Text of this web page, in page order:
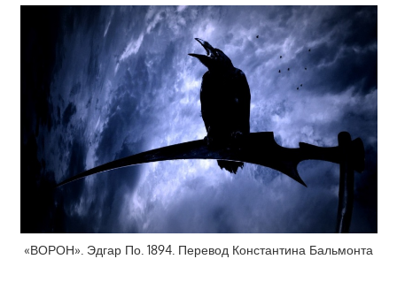
«ВОРОН». Эдгар По. 1894. Перевод Константина Бальмонта